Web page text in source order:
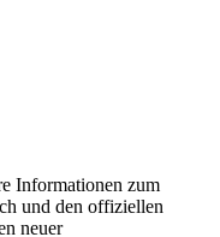
Informationen zum
und den offiziellen
neuer